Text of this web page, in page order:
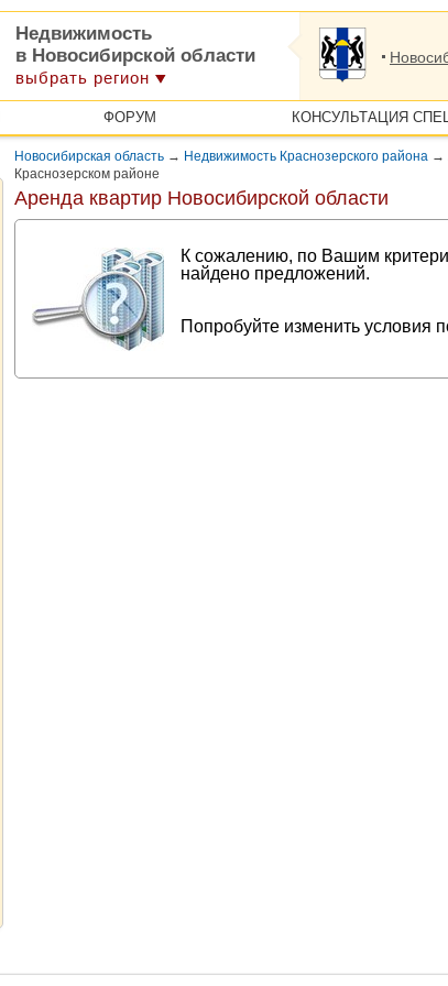
Недвижимость
в Новосибирской области
выбрать регион
ФОРУМ КОНСУЛЬТАЦИЯ
Новосибирская область → Недвижимость Краснозерского района →
Краснозерском районе
Аренда квартир Новосибирской области
К сожалению, по Вашим
найдено предложений.
Попробуйте изменить условия